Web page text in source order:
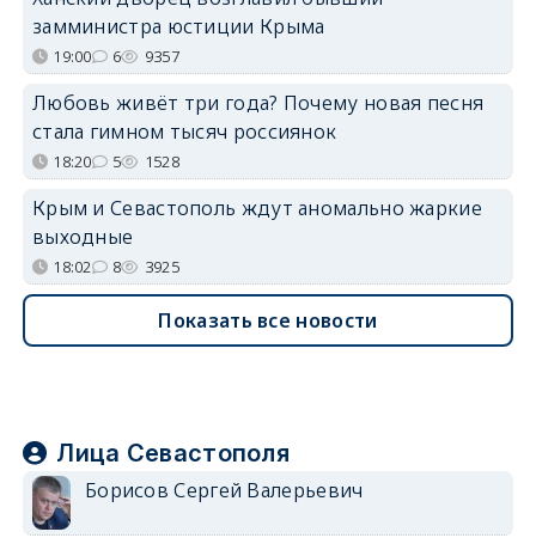
замминистра юстиции Крыма
19:00 6 9357
Любовь живёт три года? Почему новая песня
стала гимном тысяч россиянок
18:20 5 1528
Крым и Севастополь ждут аномально жаркие
выходные
18:02 8 3925
Показать все новости
Лица Севастополя
Борисов Сергей Валерьевич